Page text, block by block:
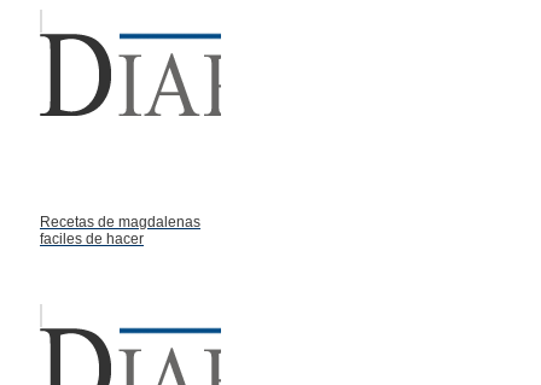
Recetas de magdalenas
faciles de hacer